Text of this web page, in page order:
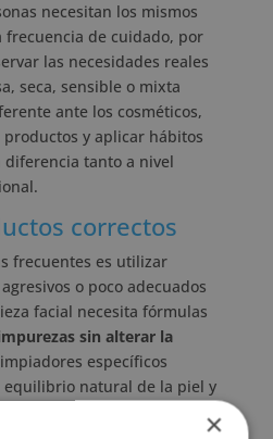
necesitan los mismos
de cuidado, por
las necesidades reales
seca, sensible o mixta
ante los cosméticos,
y aplicar hábitos
diferencia tanto a nivel
correctos
frecuentes es utilizar
o poco adecuados
facial necesita fórmulas
sin alterar la
específicos
natural de la piel y
×